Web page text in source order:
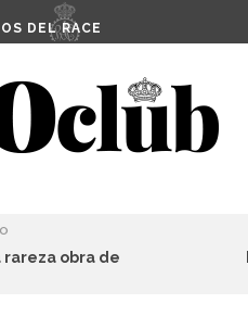
DEL RACE
rareza obra de